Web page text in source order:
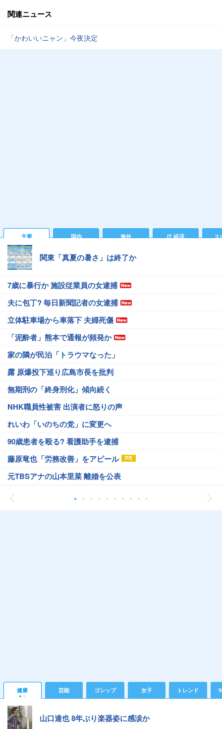
関連ニュース
「かわいいニャン」今夜決定
主要 国内 海外 IT 経済 ス
関東「真夏の暑さ」は終了か
7歳に暴行か 施設従業員の女逮捕
夫に包丁? 毎日新聞記者の女逮捕
立体駐車場から車落下 夫婦死傷
「泥酔者」熊本で通報が頻発か
家の隣が民泊「トラウマなった」
露 原爆投下巡り広島市長を批判
無期刑の「終身刑化」傾向続く
NHK職員性被害 出演者に怒りの声
れいわ「いのちの党」に変更へ
90歳患者を殴る? 看護助手を逮捕
藤原竜也「労務改善」をアピール
元TBSアナの山本里菜 離婚を公表
健康 芸能 ゴシップ 女子 トレンド
山口達也 8年ぶり楽器姿に感涙か